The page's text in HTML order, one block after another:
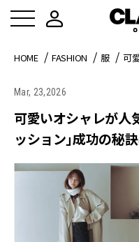
HOME FASHION 服 可
Mar, 23,2026
可愛いオシャレが人
ッション」成功の秘